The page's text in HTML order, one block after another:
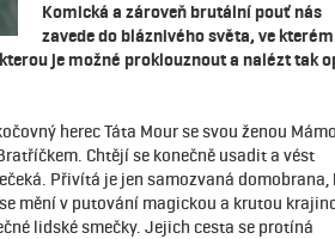
Komická a zároveň brutální pouť nás
zavede do bláznivého světa, ve
je možné proklouznout a nalézt tak
herec Táta Mour se svou ženou
Chtějí se konečně usadit a vést
Přivítá je jen samozvaná domobrana,
mění v putování magickou a krutou
lidské smečky. Jejich cesta se protíná